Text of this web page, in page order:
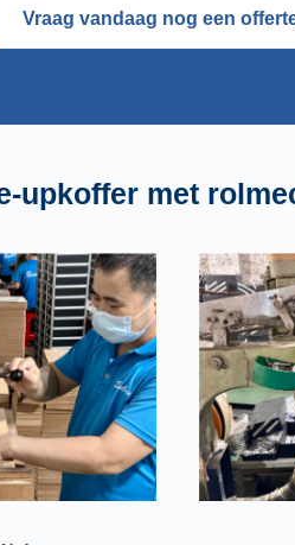
Vraag vandaag nog een
upkoffer met